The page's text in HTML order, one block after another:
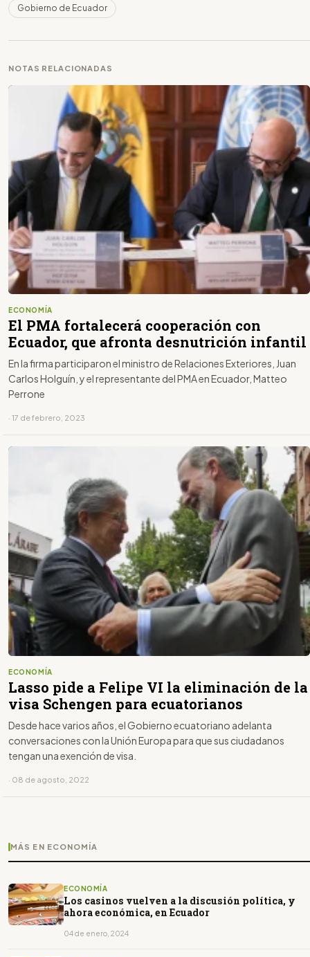
Gobierno de Ecuador
NOTAS RELACIONADAS
ECONOMÍA
El PMA fortalecerá cooperación con
Ecuador, que afronta desnutrición infantil
En la firma participaron el ministro de Relaciones Exteriores, Juan
Carlos Holguín, y el representante del PMA en Ecuador, Matteo
Perrone
· 17 de febrero, 2023
ECONOMÍA
Lasso pide a Felipe VI la eliminación de la
visa Schengen para ecuatorianos
Desde hace varios años, el Gobierno ecuatoriano adelanta
conversaciones con la Unión Europa para que sus ciudadanos
tengan una exención de visa.
· 08 de agosto, 2022
MÁS EN ECONOMÍA
ECONOMÍA
Los casinos vuelven a la discusión política, y
ahora económica, en Ecuador
04 de enero, 2024